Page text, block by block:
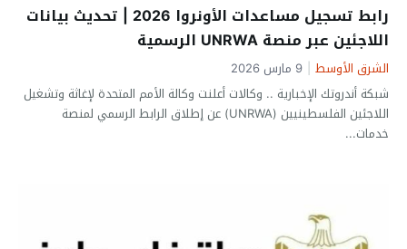
رابط تسجيل مساعدات الأونروا 2026 | تحديث بيانات
اللاجئين عبر منصة UNRWA الرسمية
الشرق الأوسط 9 مارس 2026
شبكة أندروتك الإخبارية .. وكالات أعلنت وكالة الأمم المتحدة لإغاثة وتشغيل
اللاجئين الفلسطينيين (UNRWA) عن إطلاق الرابط الرسمي لمنصة
خدمات...